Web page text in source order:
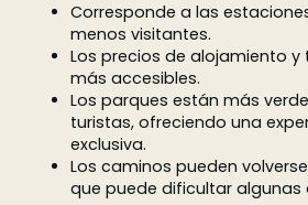
Corresponde a las
menos visitantes.
Los precios de alojamiento y
más accesibles.
Los parques están más
turistas, ofreciendo una
exclusiva.
Los caminos pueden
que puede dificultar algunas